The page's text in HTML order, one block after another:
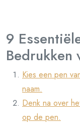
9
Bedrukken
Kies een pen
naam.
Denk na over
op de pen.